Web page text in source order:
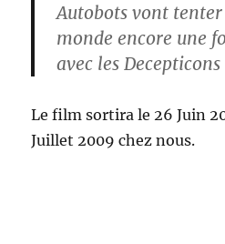
Autobots vont tenter
monde encore une
avec les
Le film sortira le 26 Juin
Juillet 2009 chez nous.